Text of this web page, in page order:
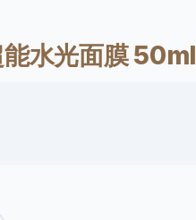
水光面膜 50ml